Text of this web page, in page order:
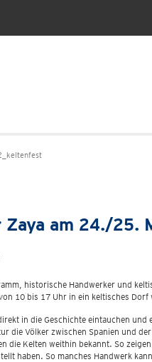
am 24./25.
historische Handwerker und
10 bis 17 Uhr in ein keltisches
in die Geschichte eintauchen
die Völker zwischen Spanien und
die Kelten weithin bekannt. So
haben. So manches Handwerk